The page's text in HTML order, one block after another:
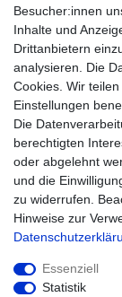
Zur
Hilfe
Besucher:innen
Inhalte und
Drittanbietern
analysieren. Die
Cookies. Wir
Einstellungen
Die
berechtigten
oder abgelehnt
und die
zu widerrufen.
Hinweise zur
Essenziell
Statistik